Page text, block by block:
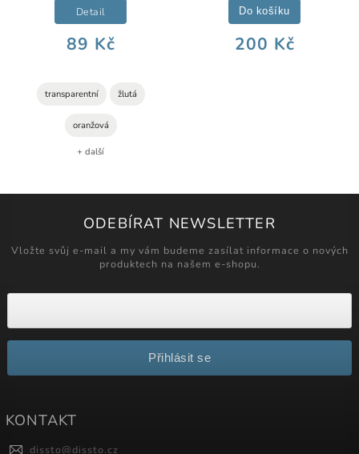
89 Kč
Detail
transparentní žlutá
oranžová
+ další
200 Kč
Do košíku
ODEBÍRAT NEWSLETTER
Vložte svůj e-mail a my vám budeme zasílat informace o nových
produktech na našem e-shopu.
Přihlásit se
KONTAKT
dissto@dissto.cz